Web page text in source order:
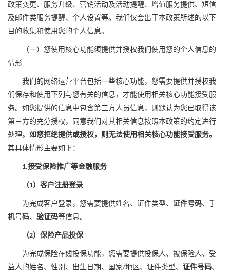
政策变更、服务升级、营销活动及活动提醒、 增值服务提供、 短信
及邮件类服务提醒、个人设置等。我们仅会出于本政策所述的以下
目的收集和使用您的个人信息。
（一）您使用核心功能须提供并授权我们使用您的个人信息的
情形
我们的网络运营平台包括一些核心功能，您需要提供并授权我
们保存和使用下列与您有关的信息，才能使用相关核心功能接受服
务。如您提供的信息中包含第三方人员信息， 则 默认为您已取得该
第三方的充分授权，同意我们 对其相关信息按照本政策的约定进行
处理。 如您拒绝提供或授权，则无法使用相关核心功能接受服务。
其具体情形主要如下：
1.接受保险推广等金融服务
（1）客户注册登录
为完成客户登录，您需要提供姓名、证件类型、 证件号码、手
机号码、 验证码等信息。
（2） 保险产品投保
为完成保险在线投保功能，您需要提供投保人、被保险人、受
益人的姓名、性别、出生日期、国家/地区、证件类型、 证件号码、